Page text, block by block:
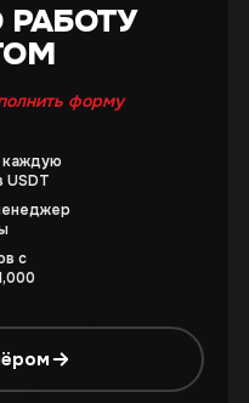
форму
USDT
с